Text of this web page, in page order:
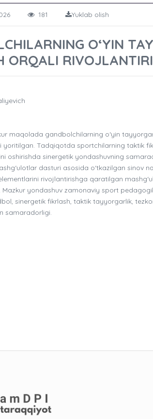
2026 181 Yuklab olish
O‘YIN
ORQALI
maqolada gandbolchilarning o‘yin
yoritilgan. Tadqiqotda sportchilarning taktik
oshirishda sinergetik yondashuvning
dasturi asosida o‘tkazilgan sinov
rivojlantirishga qaratilgan
yondashuv zamonaviy sport
sinergetik fikrlash, taktik tayyorgarlik,
samaradorligi.